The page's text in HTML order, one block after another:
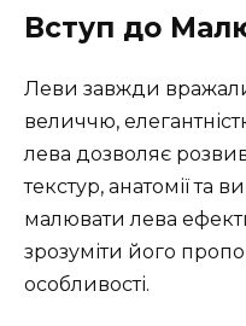
Вступ до
Леви завжди
величчю,
лева дозволяє
текстур, анатомії та
малювати лева
зрозуміти його
особливості.